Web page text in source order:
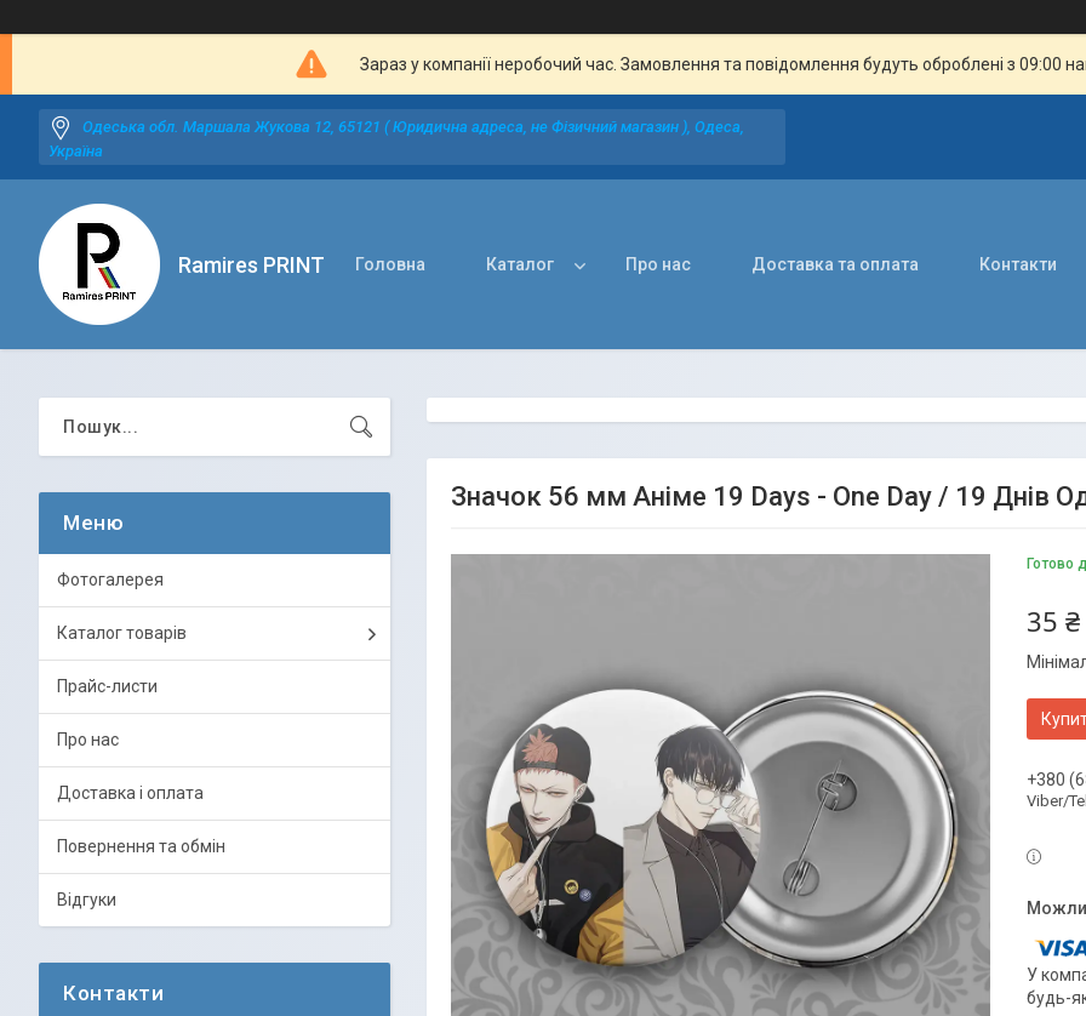
Зараз у компанії неробочий час. Замовлення та повідомлення будуть оброблені з 09:00
Одеська обл. Маршала Жукова 12, 65121 ( Юридична адреса, не Фізичний магазин ), Одеса,
Україна
Ramires PRINT Головна Каталог Про нас Доставка та оплата Контакти
Значок 56 мм Аніме 19 Days - One Day / 19 Днів
Готово
35 ₴
+380
Viber/
У
будь-
Фотогалерея
Каталог товарів
Прайс-листи
Про нас
Доставка і оплата
Повернення та обмін
Відгуки